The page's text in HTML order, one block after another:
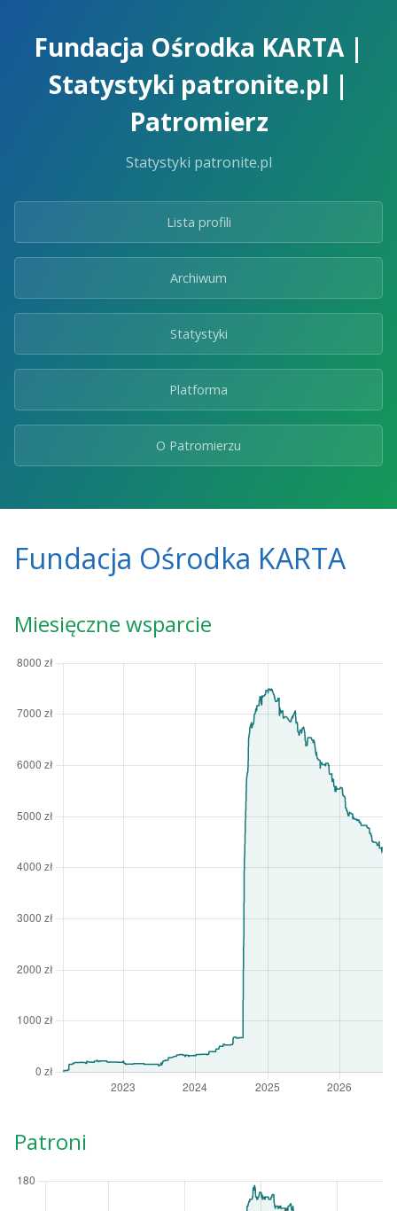
Fundacja Ośrodka KARTA |
Statystyki patronite.pl |
Patromierz
Statystyki patronite.pl
Lista profili
Archiwum
Statystyki
Platforma
O Patromierzu
Fundacja Ośrodka KARTA
Miesięczne wsparcie
Patroni